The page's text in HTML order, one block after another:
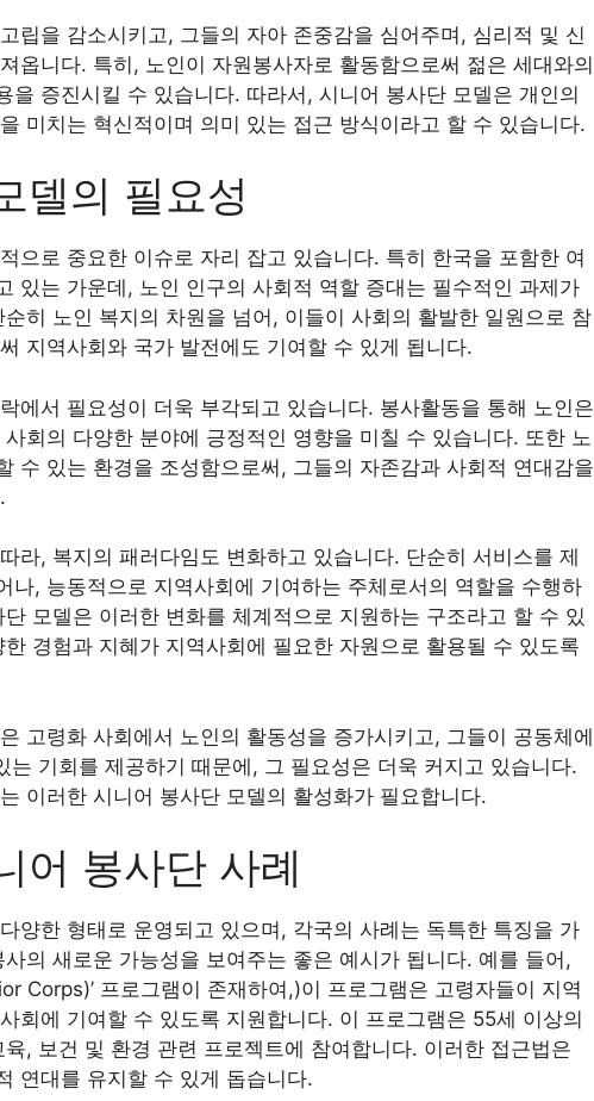
립을 감소시키고, 그들의 자아 존중감을 심어주며, 심리적 및 신
옵니다. 특히, 노인이 자원봉사자로 활동함으로써 젊은 세대와의
을 증진시킬 수 있습니다. 따라서, 시니어 봉사단 모델은 개인의
미치는 혁신적이며 의미 있는 접근 방식이라고 할 수 있습니다.
델의 필요성
으로 중요한 이슈로 자리 잡고 있습니다. 특히 한국을 포함한 여
있는 가운데, 노인 인구의 사회적 역할 증대는 필수적인 과제가
히 노인 복지의 차원을 넘어, 이들이 사회의 활발한 일원으로 참
지역사회와 국가 발전에도 기여할 수 있게 됩니다.
에서 필요성이 더욱 부각되고 있습니다. 봉사활동을 통해 노인은
회의 다양한 분야에 긍정적인 영향을 미칠 수 있습니다. 또한 노
수 있는 환경을 조성함으로써, 그들의 자존감과 사회적 연대감을
라, 복지의 패러다임도 변화하고 있습니다. 단순히 서비스를 제
나, 능동적으로 지역사회에 기여하는 주체로서의 역할을 수행하
모델은 이러한 변화를 체계적으로 지원하는 구조라고 할 수 있
경험과 지혜가 지역사회에 필요한 자원으로 활용될 수 있도록
고령화 사회에서 노인의 활동성을 증가시키고, 그들이 공동체에
는 기회를 제공하기 때문에, 그 필요성은 더욱 커지고 있습니다.
이러한 시니어 봉사단 모델의 활성화가 필요합니다.
어 봉사단 사례
양한 형태로 운영되고 있으며, 각국의 사례는 독특한 특징을 가
의 새로운 가능성을 보여주는 좋은 예시가 됩니다. 예를 들어,
Corps)’ 프로그램이 존재하여,)이 프로그램은 고령자들이 지역
회에 기여할 수 있도록 지원합니다. 이 프로그램은 55세 이상의
, 보건 및 환경 관련 프로젝트에 참여합니다. 이러한 접근법은
연대를 유지할 수 있게 돕습니다.